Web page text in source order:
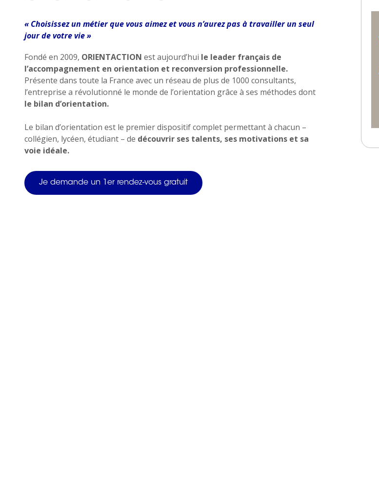
samedi
à
18h
Contactez-
nous
une
« Choisissez un métier que vous aimez et vous n’aurez pas à travailler un seul
jour de votre vie »
Fondé en 2009, ORIENTACTION est aujourd’hui le leader français de
l’accompagnement en orientation et reconversion professionnelle.
Présente dans toute la France avec un réseau de plus de 1000 consultants,
l’entreprise a révolutionné le monde de l’orientation grâce à ses méthodes dont
le bilan d’orientation.
Le bilan d’orientation est le premier dispositif complet permettant à chacun –
collégien, lycéen, étudiant – de découvrir ses talents, ses motivations et sa
voie idéale.
Je demande un 1er rendez-vous gratuit